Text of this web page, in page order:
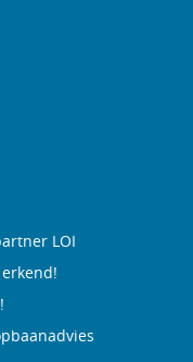
LOI